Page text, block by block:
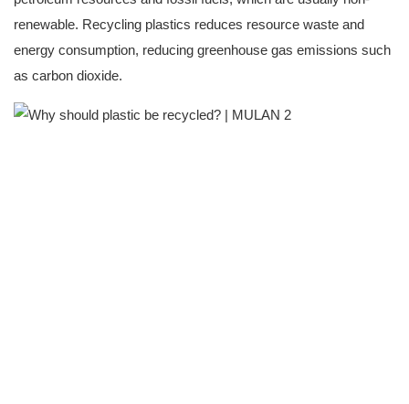
renewable. Recycling plastics reduces resource waste and
energy consumption, reducing greenhouse gas emissions such
as carbon dioxide.